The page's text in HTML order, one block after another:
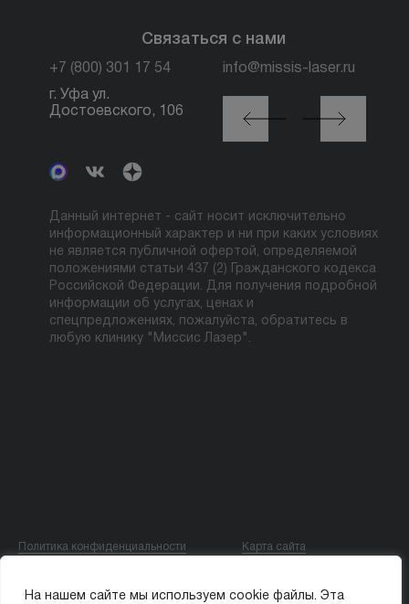
На нашем сайте мы используем cookie файлы. Эта
Связаться с нами
+7 (800) 301 17 54 info@missis-laser.ru
г. Уфа ул.
Достоевского, 106
г. Москва м. Трубная,
ул. Петровка, 26, стр.
Данный интернет - сайт носит исключительно
информационный характер и ни при каких условиях
не является публичной офертой, определяемой
положениями статьи 437 (2) Гражданского кодекса
Российской Федерации. Для получения подробной
информации об услугах, ценах и
спецпредложениях, пожалуйста, обратитесь в
любую клинику "Миссис Лазер".
Политика конфиденциальности Карта сайта